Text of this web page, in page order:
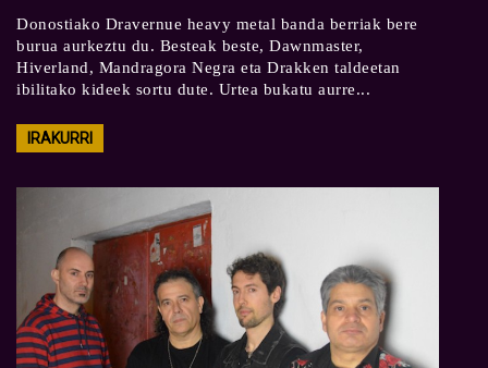
Donostiako Dravernue heavy metal banda berriak bere
burua aurkeztu du. Besteak beste, Dawnmaster,
Hiverland, Mandragora Negra eta Drakken taldeetan
ibilitako kideek sortu dute. Urtea bukatu aurre...
IRAKURRI